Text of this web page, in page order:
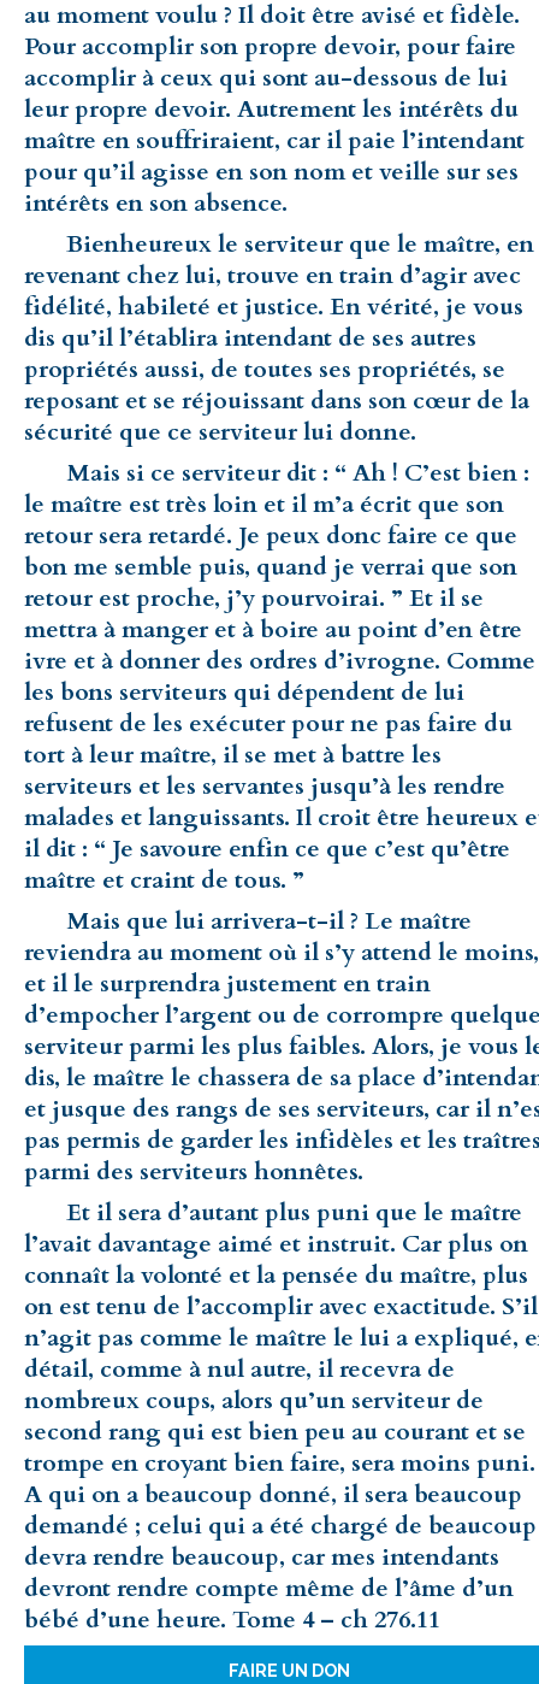
au moment voulu ? Il doit être avisé et fidèle.
Pour accomplir son propre devoir, pour faire
accomplir à ceux qui sont au-dessous de lui
leur propre devoir. Autrement les intérêts du
maître en souffriraient, car il paie l’intendant
pour qu’il agisse en son nom et veille sur ses
intérêts en son absence.
Bienheureux le serviteur que le maître, en
revenant chez lui, trouve en train d’agir avec
fidélité, habileté et justice. En vérité, je vous
dis qu’il l’établira intendant de ses autres
propriétés aussi, de toutes ses propriétés, se
reposant et se réjouissant dans son cœur de la
sécurité que ce serviteur lui donne.
Mais si ce serviteur dit : “ Ah ! C’est bien :
le maître est très loin et il m’a écrit que son
retour sera retardé. Je peux donc faire ce que
bon me semble puis, quand je verrai que son
retour est proche, j’y pourvoirai. ” Et il se
mettra à manger et à boire au point d’en être
ivre et à donner des ordres d’ivrogne. Comme
les bons serviteurs qui dépendent de lui
refusent de les exécuter pour ne pas faire du
tort à leur maître, il se met à battre les
serviteurs et les servantes jusqu’à les rendre
malades et languissants. Il croit être heureux
il dit : “ Je savoure enfin ce que c’est qu’être
maître et craint de tous. ”
Mais que lui arrivera-t-il ? Le maître
reviendra au moment où il s’y attend le moins,
et il le surprendra justement en train
d’empocher l’argent ou de corrompre
serviteur parmi les plus faibles. Alors, je vous
dis, le maître le chassera de sa place
et jusque des rangs de ses serviteurs, car il
pas permis de garder les infidèles et les
parmi des serviteurs honnêtes.
Et il sera d’autant plus puni que le maître
l’avait davantage aimé et instruit. Car plus on
connaît la volonté et la pensée du maître, plus
on est tenu de l’accomplir avec exactitude. S’il
n’agit pas comme le maître le lui a expliqué,
détail, comme à nul autre, il recevra de
nombreux coups, alors qu’un serviteur de
second rang qui est bien peu au courant et se
trompe en croyant bien faire, sera moins puni.
A qui on a beaucoup donné, il sera beaucoup
demandé ; celui qui a été chargé de beaucoup
devra rendre beaucoup, car mes intendants
devront rendre compte même de l’âme d’un
bébé d’une heure. Tome 4 – ch 276.11
FAIRE UN DON